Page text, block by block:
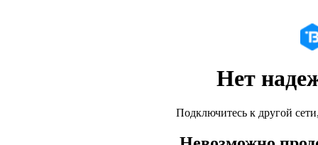
Нет
Подключитесь к другой